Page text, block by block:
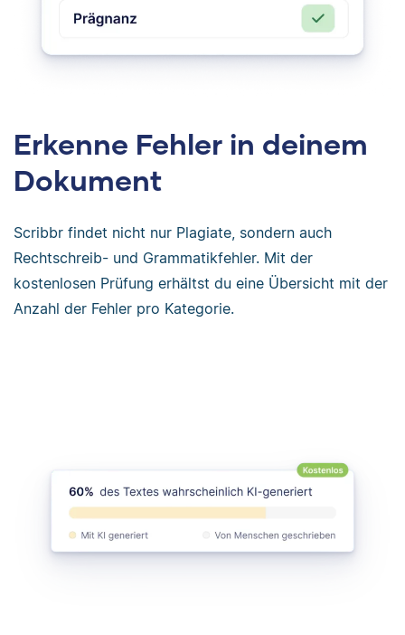
Erkenne Fehler in deinem
Dokument
Scribbr findet nicht nur Plagiate, sondern auch
Rechtschreib- und Grammatikfehler. Mit der
kostenlosen Prüfung erhältst du eine Übersicht mit der
Anzahl der Fehler pro Kategorie.